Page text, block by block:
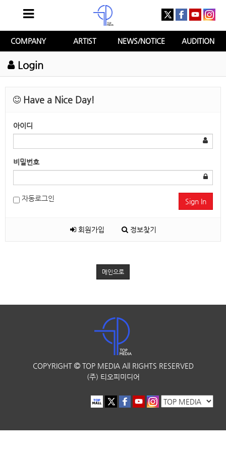
COMPANY ARTIST NEWS/NOTICE AUDITION
Login
Have a Nice Day!
아이디
비밀번호
자동로그인 Sign In
회원가입 정보찾기
메인으로
COPYRIGHT TOP MEDIA All RIGHTS RESERVED
(주) 티오피미디어